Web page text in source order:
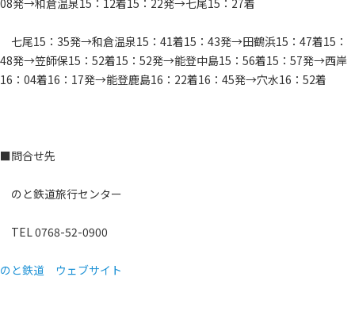
08発→和倉温泉15：12着15：22発→七尾15：27着
七尾15：35発→和倉温泉15：41着15：43発→田鶴浜15：47着15：
48発→笠師保15：52着15：52発→能登中島15：56着15：57発→西岸
16：04着16：17発→能登鹿島16：22着16：45発→穴水16：52着
■問合せ先
のと鉄道旅行センター
TEL 0768-52-0900
のと鉄道 ウェブサイト